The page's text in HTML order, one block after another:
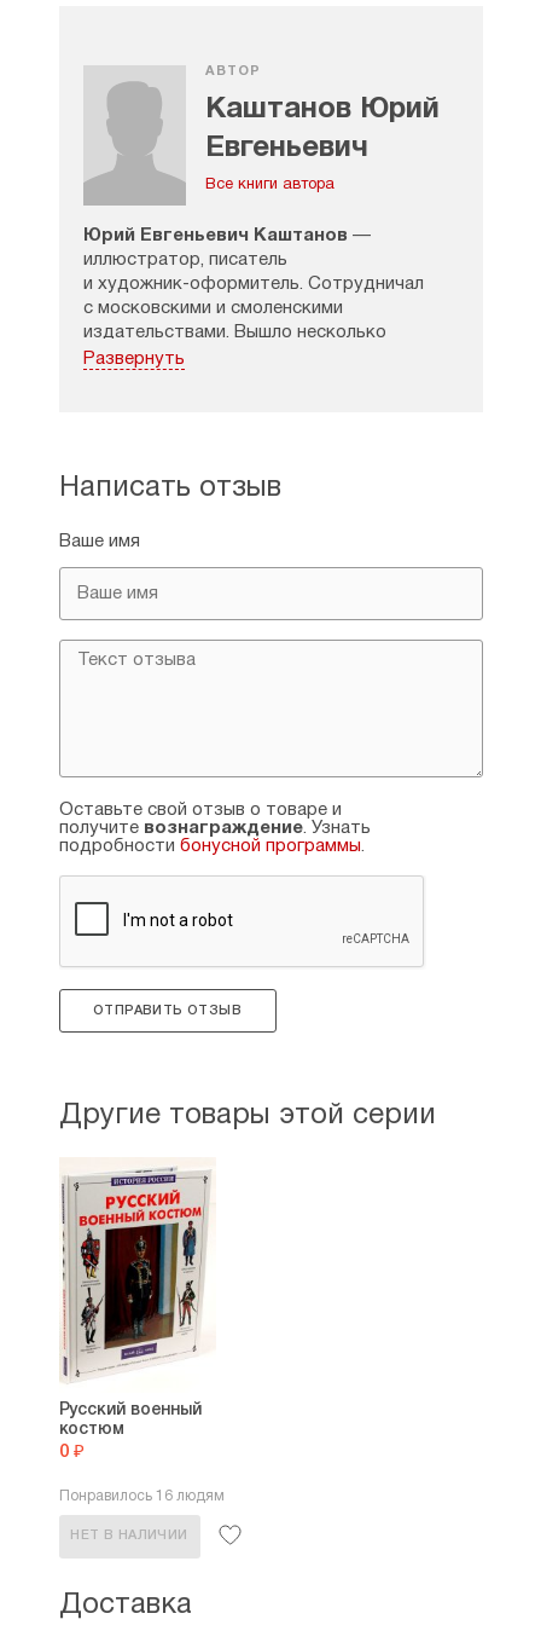
АВТОР
Каштанов Юрий
Евгеньевич
Все книги автора
Юрий Евгеньевич Каштанов —
иллюстратор, писатель
и художник-оформитель. Сотрудничал
с московскими и смоленскими
издательствами. Вышло несколько
десятков книг и журналов с его
несколько книг, рекомендованных
дополнительного образования школьников
Каштанов — и автор текста,
и иллюстратор.
Развернуть
Написать отзыв
Ваше имя
Оставьте свой отзыв о товаре и
получите вознаграждение. Узнать
подробности бонусной программы.
ОТПРАВИТЬ ОТЗЫВ
Другие товары этой серии
Русский военный
костюм
0 ₽
Понравилось 16 людям
НЕТ В НАЛИЧИИ
Доставка